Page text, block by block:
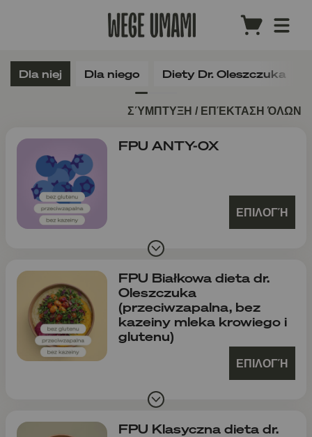
Dla niej Dla niego Diety Dr. Oleszczuka
ΣΎΜΠΤΥΞΗ / ΕΠΈΚΤΑΣΗ ΌΛΩΝ
FPU ANTY-OX
ΕΠΙΛΟΓΉ
FPU Białkowa dieta dr.
Oleszczuka
(przeciwzapalna, bez
kazeiny mleka krowiego i
glutenu)
ΕΠΙΛΟΓΉ
FPU Klasyczna dieta dr.